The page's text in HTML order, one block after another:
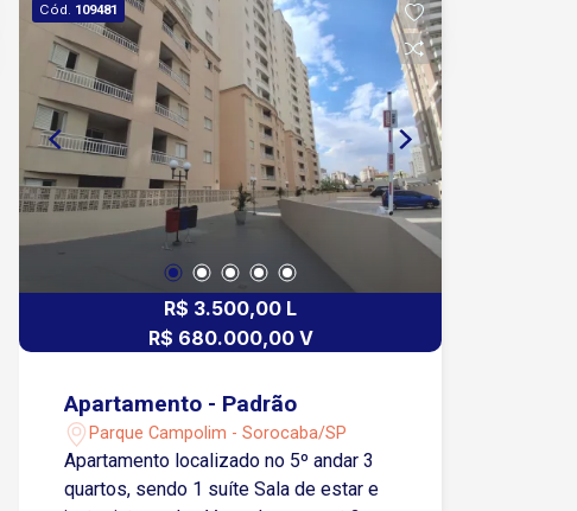
Cód. 109481
R$ 3.500,00 L
R$ 680.000,00 V
Apartamento - Padrão
Parque Campolim - Sorocaba/SP
Apartamento localizado no 5º andar 3
quartos, sendo 1 suíte Sala de estar e